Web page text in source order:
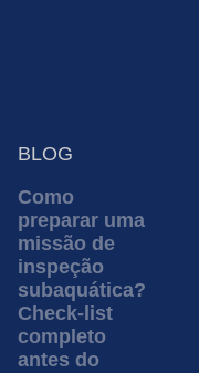
BLOG
Como
preparar uma
missão de
inspeção
subaquática?
Check-list
completo
antes do